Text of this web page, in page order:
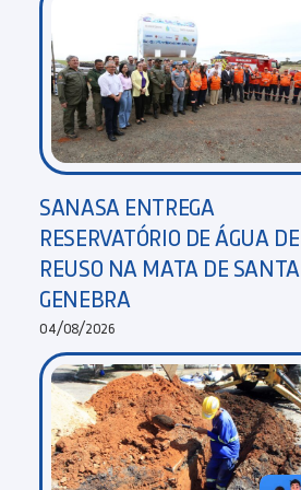
SANASA ENTREGA
RESERVATÓRIO DE ÁGUA DE
REUSO NA MATA DE SANTA
GENEBRA
04/08/2026